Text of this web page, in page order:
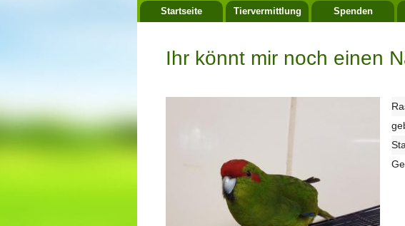
Startseite Tiervermittlung Spenden
Ihr könnt mir noch einen